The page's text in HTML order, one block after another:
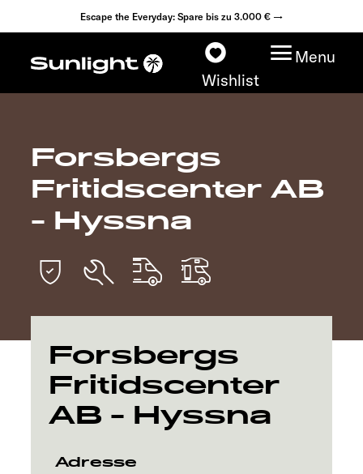
Escape the Everyday: Spare bis zu 3.000 € →
Wishlist
Menu
Modelle
Konfigurator
Fahrzeugfinder
Händlersuche
Explore
Service
Forsbergs
Fritidscenter AB
- Hyssna
Forsbergs
Fritidscenter
AB - Hyssna
Adresse